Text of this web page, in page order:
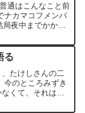
通はこんなこと前
ナカマコフメンバ
夜中までかかっ
る
たけしさんの二
今のところみずき
くて、それはそ